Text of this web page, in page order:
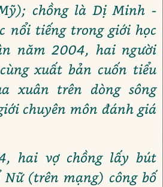
chồng là Dị Minh -
nổi tiếng trong giới học
năm 2004, hai người
xuất bản cuốn tiểu
xuân trên dòng sông
chuyên môn đánh giá
hai vợ chồng lấy bút
(trên mạng) công bố